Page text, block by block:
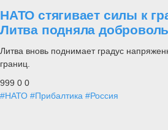
НАТО стягивает силы к
Литва подняла
Литва вновь поднимает градус
границ.
999 0 0
#НАТО #Прибалтика #Россия